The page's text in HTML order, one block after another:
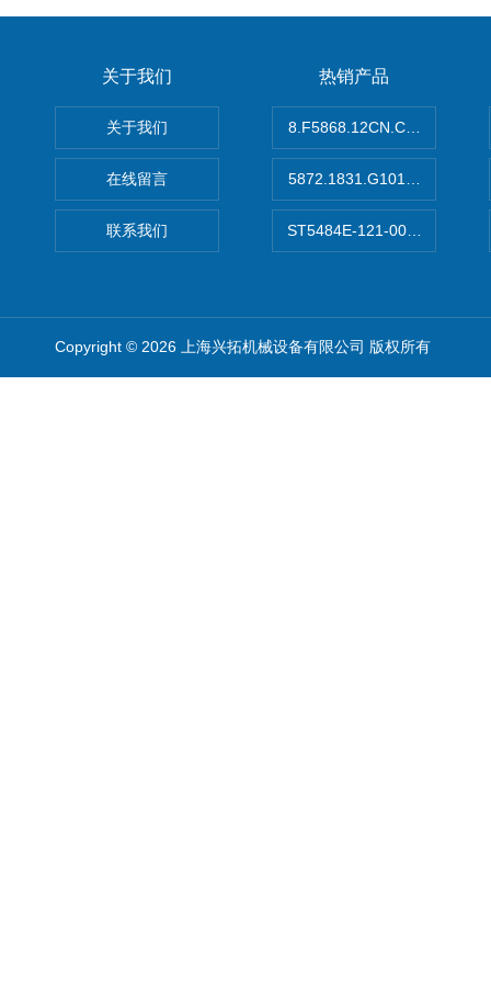
关于我们
关于我们
在线留言
联系我们
热销产品
8.F5868.12CN.C122德国
5872.1831.G101德国库伯勒
ST5484E-121-0032-00美国
Copyright © 2026 上海兴拓机械设备有限公司 版权所有